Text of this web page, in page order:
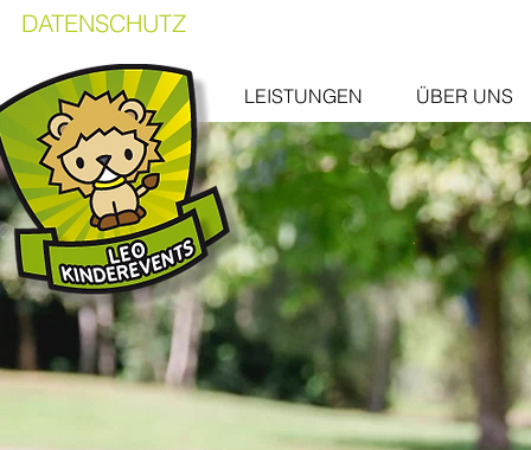
DATENSCHUTZ
LEISTUNGEN ÜBER UNS